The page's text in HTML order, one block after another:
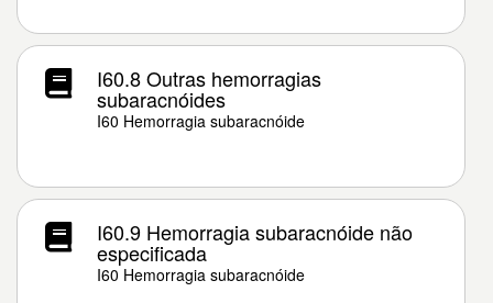
I60.8 Outras hemorragias
subaracnóides
I60 Hemorragia subaracnóide
I60.9 Hemorragia subaracnóide não
especificada
I60 Hemorragia subaracnóide